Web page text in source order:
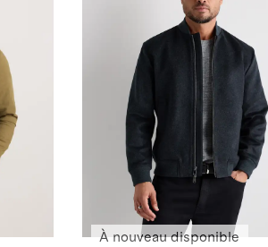
À nouveau disponible